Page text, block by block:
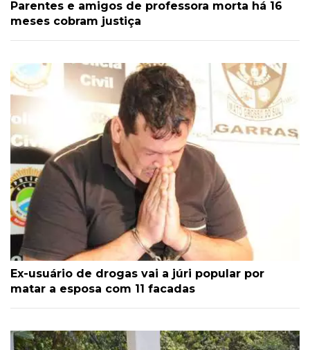
Parentes e amigos de professora morta há 16
meses cobram justiça
Ex-usuário de drogas vai a júri popular por
matar a esposa com 11 facadas